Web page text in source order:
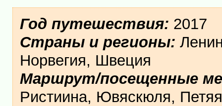
Год путешествия: 2017
Страны и регионы:
Норвегия, Швеция
Маршрут/посещенные
Ристиина, Ювяскюля,